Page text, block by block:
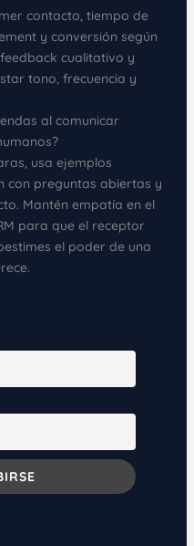
contacto, tiempo de
y conversión según
cualitativo y
tono, frecuencia y
al comunicar
usa ejemplos
con preguntas abiertas y
Mantén empatía en el
para que el receptor
el poder de una